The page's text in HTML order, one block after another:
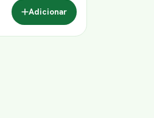
Adicionar